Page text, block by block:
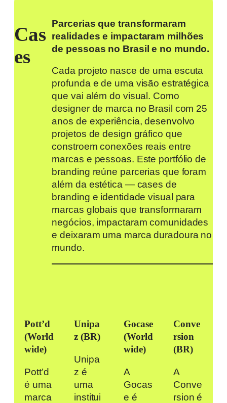
Cas
es
Parcerias que transformaram
realidades e impactaram milhões
de pessoas no Brasil e no mundo.
Cada projeto nasce de uma escuta
profunda e de uma visão estratégica
que vai além do visual. Como
designer de marca no Brasil com 25
anos de experiência, desenvolvo
projetos de design gráfico que
constroem conexões reais entre
marcas e pessoas. Este portfólio de
branding reúne parcerias que foram
além da estética — cases de
branding e identidade visual para
marcas globais que transformaram
negócios, impactaram comunidades
e deixaram uma marca duradoura no
mundo.
Pott’d
(World
wide)
Pott’d
é uma
marca
Unipa
z(BR)
Unipa
z é
uma
institui
Gocase
(World
wide)
A
Gocas
e é
Conve
rsion
(BR)
A
Conve
rsion é